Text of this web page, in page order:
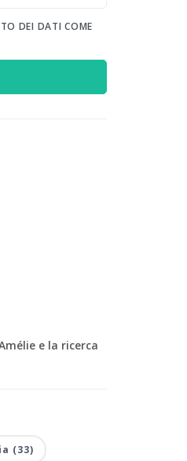
DEI DATI COME
e la ricerca
(33)